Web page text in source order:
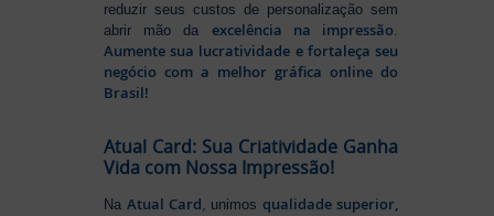
reduzir seus custos de personalização sem
abrir mão da excelência na impressão.
Aumente sua lucratividade e fortaleça seu
negócio com a melhor gráfica online do
Brasil!
Atual Card: Sua Criatividade Ganha
Vida com Nossa Impressão!
Na Atual Card , unimos qualidade superior,